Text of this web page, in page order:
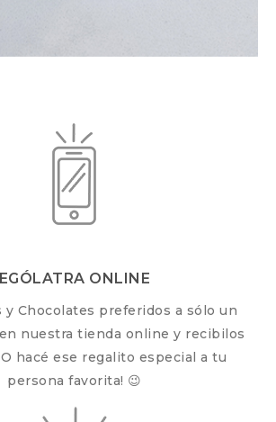
EGÓLATRA ONLINE
y Chocolates preferidos a sólo un
nuestra tienda online y recibilos
hacé ese regalito especial a tu
persona favorita! 😉